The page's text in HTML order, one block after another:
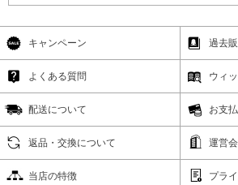
キャンペーン 過去
よくある質問 ウィ
配送について お支
返品・交換について 運営
当店の特徴 プラ